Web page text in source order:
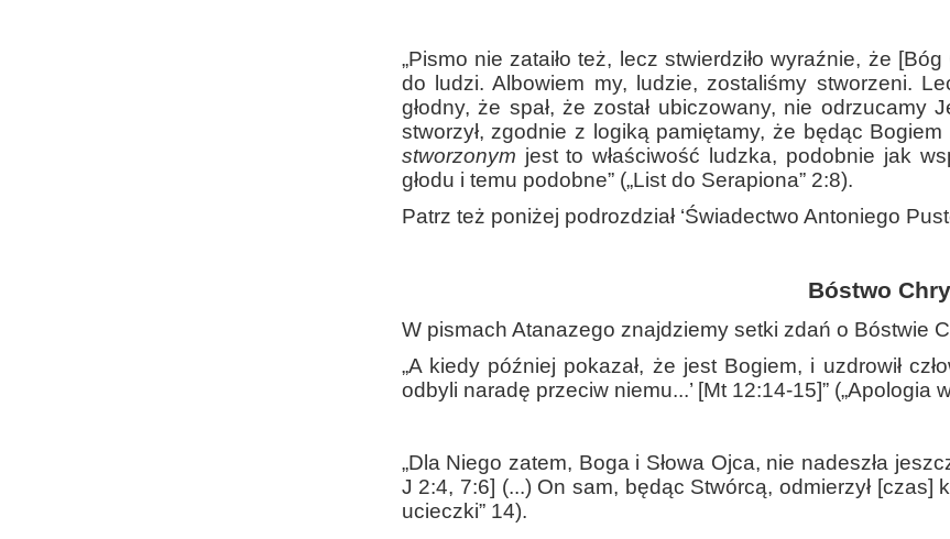
„Pismo nie zataiło też, lecz stwierdziło wyraźnie, że
do ludzi. Albowiem my, ludzie, zostaliśmy stworzeni.
głodny, że spał, że został ubiczowany, nie
stworzył, zgodnie z logiką pamiętamy, że będąc
stworzonym jest to właściwość ludzka, podobnie jak
głodu i temu podobne” („List do Serapiona” 2:8).
Patrz też poniżej podrozdział ‘Świadectwo Antoniego
Bóstwo
W pismach Atanazego znajdziemy setki zdań o Bóstwie
„A kiedy później pokazał, że jest Bogiem, i uzdrowił
odbyli naradę przeciw niemu...’ [Mt 12:14-15]” („Apologia
„Dla Niego zatem, Boga i Słowa Ojca, nie nadeszła
J 2:4, 7:6] (...) On sam, będąc Stwórcą, odmierzył [czas]
ucieczki” 14).